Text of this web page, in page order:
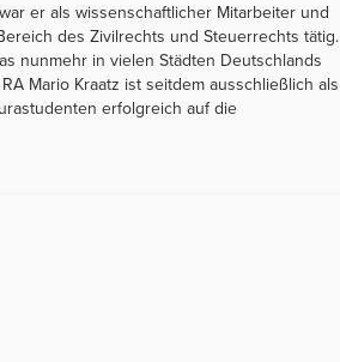
er als wissenschaftlicher Mitarbeiter und
des Zivilrechts und Steuerrechts tätig.
nunmehr in vielen Städten Deutschlands
Mario Kraatz ist seitdem ausschließlich als
erfolgreich auf die